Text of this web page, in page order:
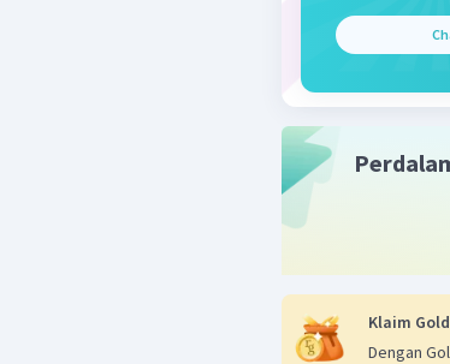
Klaim
Dengan